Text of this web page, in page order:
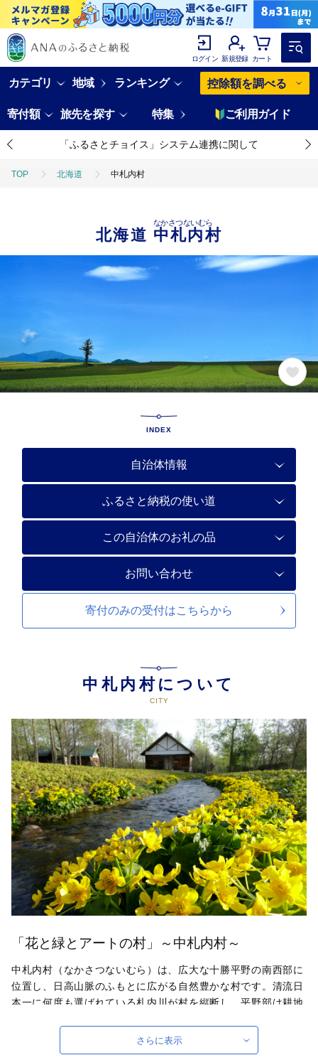
ログイン 新規登録 カート
カテゴリ 地域 ランキング 控除額を調べる
寄付額 旅先を探す 特集 ご利用ガイド
「ふるさとチョイス」システム連携に関して
TOP 北海道 中札内村
北海道 中札内村
なかさつないむら
INDEX
自治体情報
ふるさと納税の使い道
この自治体のお礼の品
お問い合わせ
寄付のみの受付はこちらから
中札内村について
「花と緑とアートの村」～中札内村～
中札内村（なかさつないむら）は、広大な十勝平野の南西部に
位置し、日高山脈のふもとに広がる自然豊かな村です。清流日
本一に何度も選ばれている札内川が村を縦断し、平野部は耕地
「日本で最も美しい村」連合へ加盟し、景観の美しさだけでな
く住む人々が美しく健康でいられるようなまちづくりに取り組
さらに表示